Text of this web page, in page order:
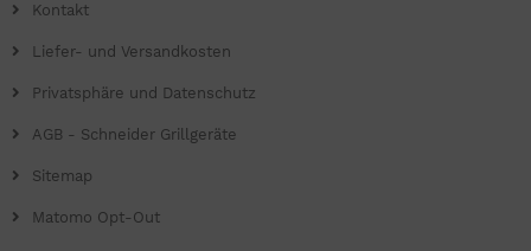
Kontakt
Liefer- und Versandkosten
Privatsphäre und Datenschutz
AGB - Schneider Grillgeräte
Sitemap
Matomo Opt-Out